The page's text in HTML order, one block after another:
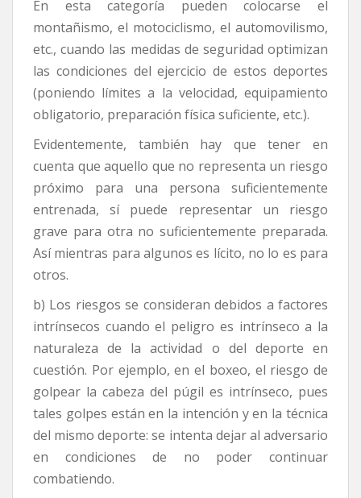
En esta categoría pueden colocarse el
montañismo, el motociclismo, el automovilismo,
etc., cuando las medidas de seguridad optimizan
las condiciones del ejercicio de estos deportes
(poniendo límites a la velocidad, equipamiento
obligatorio, preparación física suficiente, etc.).
Evidentemente, también hay que tener en
cuenta que aquello que no representa un riesgo
próximo para una persona suficientemente
entrenada, sí puede representar un riesgo
grave para otra no suficientemente preparada.
Así mientras para algunos es lícito, no lo es para
otros.
b) Los riesgos se consideran debidos a factores
intrínsecos cuando el peligro es intrínseco a la
naturaleza de la actividad o del deporte en
cuestión. Por ejemplo, en el boxeo, el riesgo de
golpear la cabeza del púgil es intrínseco, pues
tales golpes están en la intención y en la técnica
del mismo deporte: se intenta dejar al adversario
en condiciones de no poder continuar
combatiendo.